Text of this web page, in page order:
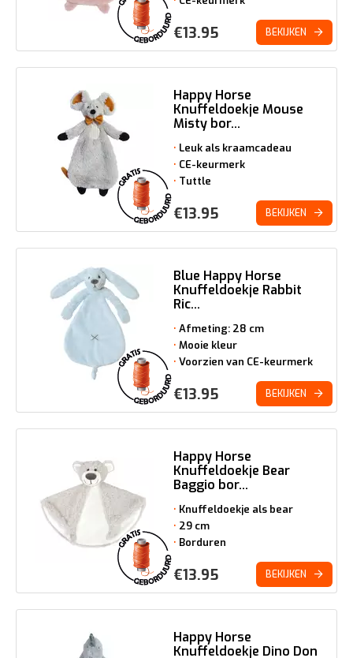
€13.95 BEKIJKEN
Happy Horse
Knuffeldoekje Mouse
Misty bor...
Leuk als kraamcadeau
CE-keurmerk
Tuttle
€13.95 BEKIJKEN
Blue Happy Horse
Knuffeldoekje Rabbit
Ric...
Afmeting: 28 cm
Mooie kleur
Voorzien van CE-keurmerk
€13.95 BEKIJKEN
Happy Horse
Knuffeldoekje Bear
Baggio bor...
Knuffeldoekje als bear
29 cm
Borduren
€13.95 BEKIJKEN
Happy Horse
Knuffeldoekje Dino Don